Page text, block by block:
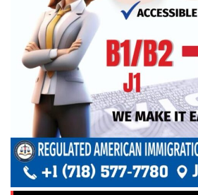
আমরা
পাকিস্তানে
নিহত ৬, আহত
ভূরাজনীতির
করেছে: